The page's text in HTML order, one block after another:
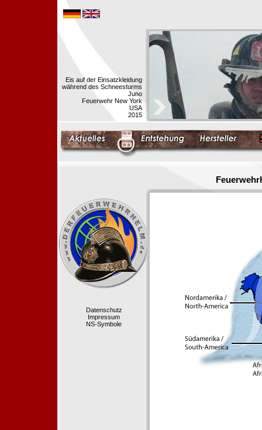
Eis auf der Einsatzkleidung
während des Schneesturms
Juno
Feuerwehr New York
USA
2015
Datenschutz
Impressum
NS-Symbole